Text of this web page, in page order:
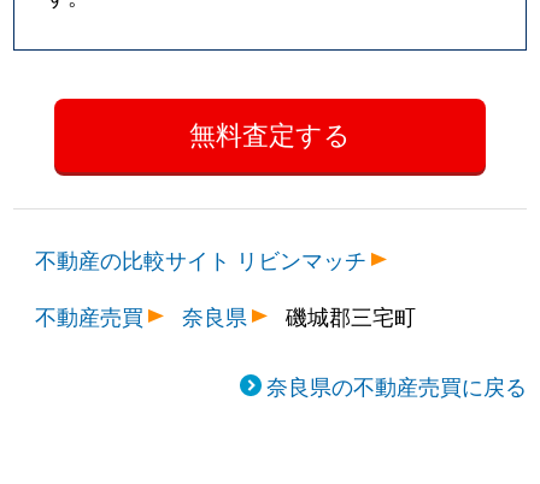
不動産の比較サイト リビンマッチ
不動産売買
奈良県 磯城郡三宅町
奈良県の不動産売買に戻る